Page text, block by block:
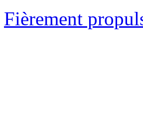
Fièrement